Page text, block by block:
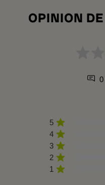
OPINION
0
5
4
3
2
1